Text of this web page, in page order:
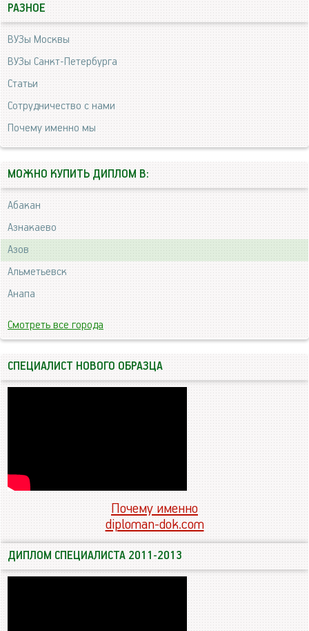
РАЗНОЕ
ВУЗы Москвы
ВУЗы Санкт-Петербурга
Статьи
Сотрудничество с нами
Почему именно мы
МОЖНО КУПИТЬ ДИПЛОМ В:
Абакан
Азнакаево
Азов
Альметьевск
Анапа
Смотреть все города
СПЕЦИАЛИСТ НОВОГО ОБРАЗЦА
Почему именно
diploman-dok.com
ДИПЛОМ СПЕЦИАЛИСТА 2011-2013